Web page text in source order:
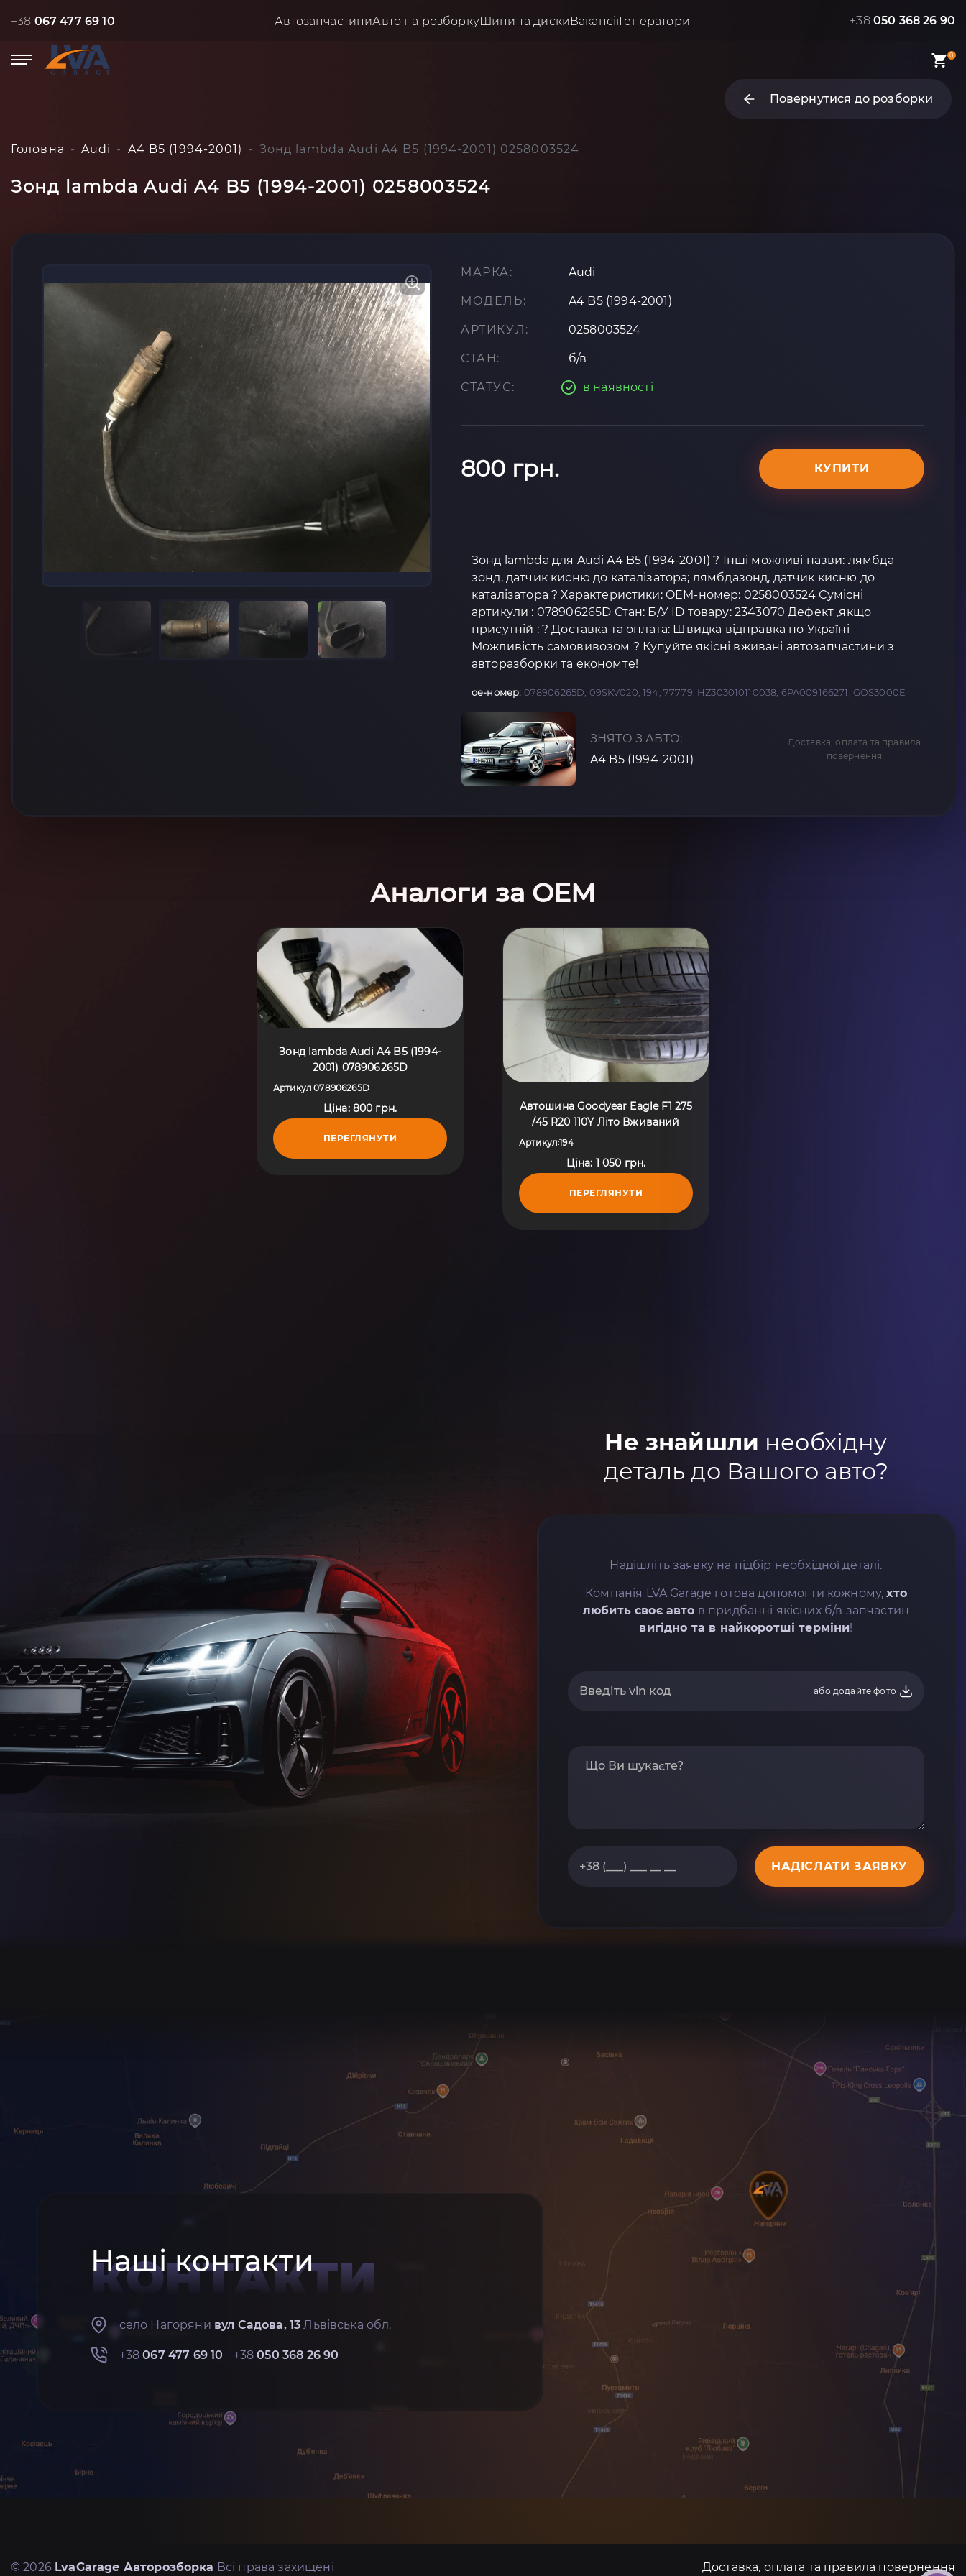
+38 067 477 69 10 АвтозапчастиниАвто на розборкуШини та дискиВакансіїГенератори +38 050 368 26 90
0
Повернутися до розборки
Головна Audi A4 B5 (1994-2001) Зонд lambda Audi A4 B5 (1994-2001) 0258003524
Зонд lambda Audi A4 B5 (1994-2001) 0258003524
МАРКА: Audi
МОДЕЛЬ: A4 B5 (1994-2001)
АРТИКУЛ: 0258003524
СТАН: б/в
СТАТУС: в наявності
800 грн. КУПИТИ
Зонд lambda для Audi A4 B5 (1994-2001) ? Інші можливі назви: лямбда
зонд, датчик кисню до каталізатора; лямбдазонд, датчик кисню до
каталізатора ? Характеристики: OEM-номер: 0258003524 Сумісні
артикули : 078906265D Стан: Б/У ID товару: 2343070 Дефект ,якщо
присутній : ? Доставка та оплата: Швидка відправка по Україні
Можливість самовивозом ? Купуйте якісні вживані автозапчастини з
авторазборки та економте!
oe-номер: 078906265D, 09SKV020, 194, 77779, HZ303010110038, 6PA009166271, GOS3000E
ЗНЯТО З АВТО:
A4 B5 (1994-2001)
Доставка, оплата та правила
повернення
Аналоги за OEM
Зонд lambda Audi A4 B5 (1994-
2001) 078906265D
Артикул:078906265D
Ціна: 800 грн.
ПЕРЕГЛЯНУТИ
Автошина Goodyear Eagle F1 275
/45 R20 110Y Літо Вживаний
Артикул:194
Ціна: 1 050 грн.
ПЕРЕГЛЯНУТИ
Не знайшли необхідну
деталь до Вашого авто?
Надішліть заявку на підбір необхідної деталі.
Компанія LVA Garage готова допомогти кожному,хто
любить своє авто в придбанні якісних б/в запчастин
вигідно та в найкоротші терміни!
або додайте фото
НАДІСЛАТИ ЗАЯВКУ
Наші контакти
КОНТАКТИ
село Нагоряни вул Садова, 13 Львівська обл.
+38067 477 69 10 +38050 368 26 90
© 2026 LvaGarage Авторозборка Всі права захищені Доставка, оплата та правила повернення